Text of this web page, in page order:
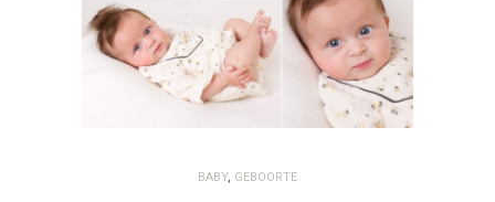
BABY, GEBOORTE